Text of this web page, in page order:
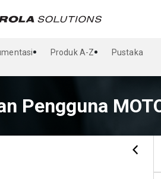
Produk A-Z Pustaka
Pengguna
Panggilan